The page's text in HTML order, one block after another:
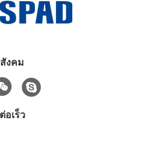
งคม
อเร็ว